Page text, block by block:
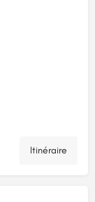
Itinéraire